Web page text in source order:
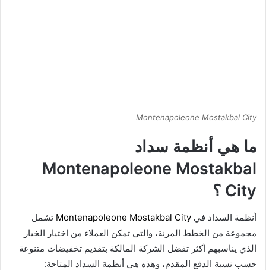
Montenapoleone Mostakbal City
ما هي أنظمة سداد
Montenapoleone Mostakbal
City ؟
أنظمة السداد في Montenapoleone Mostakbal City تشمل
مجموعة من الخطط المرنة، والتي تمكن العملاء من اختيار الخيار
الذي يناسبهم أكثر تفضل الشركة المالكة بتقديم تخفيضات متنوعة
حسب نسبة الدفع المقدم، وهذه هي أنظمة السداد المتاحة: